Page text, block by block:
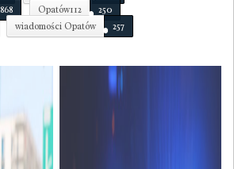
868 Opatów112
250
wiadomości Opatów 257